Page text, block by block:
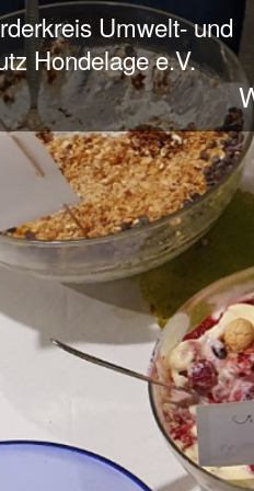
und Freiwilliges
Umwelt- und
Hondelage e.V.